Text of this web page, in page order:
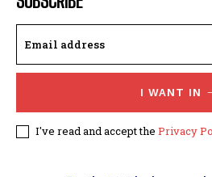
I WANT IN
I've read and accept the Privacy